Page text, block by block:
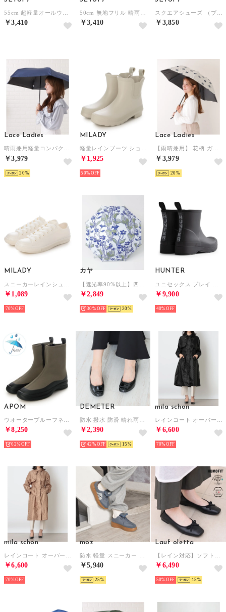
￥3,410 ￥3,410 ￥3,850
Lace Ladies
晴雨兼用軽量コンパクトミニマル折りたたみ傘 （ネイビー）
￥3,979
20
MILADY
軽量レインブーツ ショート （GRAY）
￥1,925
50%
Lace Ladies
【雨晴兼用】 花柄 ガーリー ドット 折りたたみ傘 （ホワイト）
￥3,979
20
MILADY
￥1,089
70%
カヤ
￥2,849
30% 20
HUNTER
￥9,900
40%
APOM
￥8,250
62%
DEMETER
￥2,390
42% 15
mila schon
￥6,600
70%
mila schon
￥6,600
70%
moz
￥5,940
25
Lauf oletta
￥6,490
50% 15